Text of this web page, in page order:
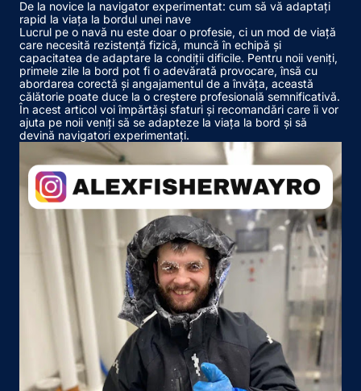
De la novice la navigator experimentat: cum să vă adaptați
rapid la viața la bordul unei nave
Lucrul pe o navă nu este doar o profesie, ci un mod de viață
care necesită rezistență fizică, muncă în echipă și
capacitatea de adaptare la condiții dificile. Pentru noii veniți,
primele zile la bord pot fi o adevărată provocare, însă cu
abordarea corectă și angajamentul de a învăța, această
călătorie poate duce la o creștere profesională semnificativă.
În acest articol voi împărtăși sfaturi și recomandări care îi vor
ajuta pe noii veniți să se adapteze la viața la bord și să
devină navigatori experimentați.